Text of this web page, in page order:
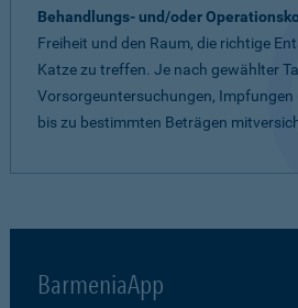
Behandlungs- und/oder
Freiheit und den Raum, die richtige
Katze zu treffen. Je nach gewählter
Vorsorgeuntersuchungen, Impfungen
bis zu bestimmten Beträgen
BarmeniaApp